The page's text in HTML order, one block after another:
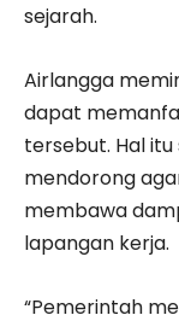
sejarah.
Airlangga
dapat
tersebut. Hal
mendorong
membawa
lapangan kerja.
“Pemerintah